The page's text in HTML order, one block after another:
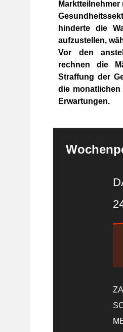
hinderte die
aufzustellen,
Vor den
rechnen die
Straffung der
die
Erwartungen.